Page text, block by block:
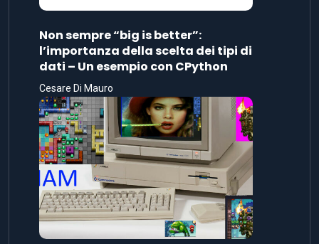
Non sempre “big is better”:
l’importanza della scelta dei tipi di
dati – Un esempio con CPython
Cesare Di Mauro